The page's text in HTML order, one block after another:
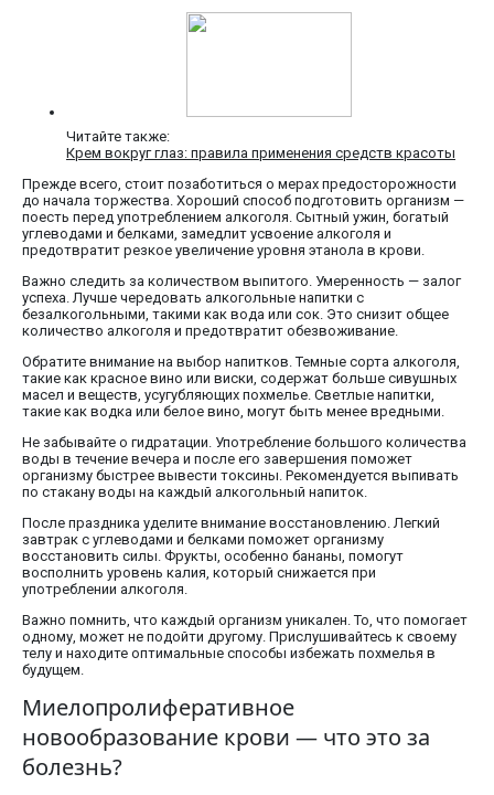
Читайте также:
Крем вокруг глаз: правила применения средств красоты
Прежде всего, стоит позаботиться о мерах предосторожности
до начала торжества. Хороший способ подготовить организм —
поесть перед употреблением алкоголя. Сытный ужин, богатый
углеводами и белками, замедлит усвоение алкоголя и
предотвратит резкое увеличение уровня этанола в крови.
Важно следить за количеством выпитого. Умеренность — залог
успеха. Лучше чередовать алкогольные напитки с
безалкогольными, такими как вода или сок. Это снизит общее
количество алкоголя и предотвратит обезвоживание.
Обратите внимание на выбор напитков. Темные сорта алкоголя,
такие как красное вино или виски, содержат больше сивушных
масел и веществ, усугубляющих похмелье. Светлые напитки,
такие как водка или белое вино, могут быть менее вредными.
Не забывайте о гидратации. Употребление большого количества
воды в течение вечера и после его завершения поможет
организму быстрее вывести токсины. Рекомендуется выпивать
по стакану воды на каждый алкогольный напиток.
После праздника уделите внимание восстановлению. Легкий
завтрак с углеводами и белками поможет организму
восстановить силы. Фрукты, особенно бананы, помогут
восполнить уровень калия, который снижается при
употреблении алкоголя.
Важно помнить, что каждый организм уникален. То, что помогает
одному, может не подойти другому. Прислушивайтесь к своему
телу и находите оптимальные способы избежать похмелья в
будущем.
Миелопролиферативное
новообразование крови — что это за
болезнь?